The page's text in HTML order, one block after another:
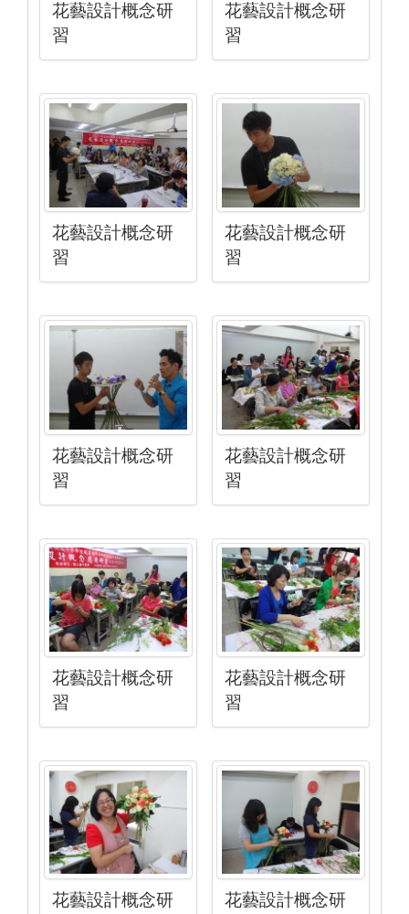
花藝設計概念研
習
花藝設計概念研
習
花藝設計概念研
習
花藝設計概念研
習
花藝設計概念研
習
花藝設計概念研
習
花藝設計概念研
習
花藝設計概念研
習
花藝設計概念研
花藝設計概念研